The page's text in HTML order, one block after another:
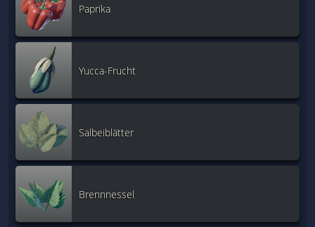
Paprika
Yucca-Frucht
Salbeiblätter
Brennnessel